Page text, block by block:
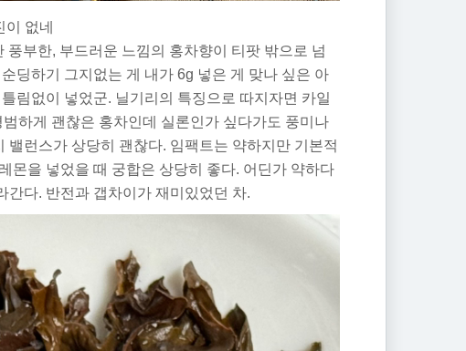
없네
부한, 부드러운 느낌의 홍차향이 티팟 밖으로 넘
딩하기 그지없는 게 내가 6g 넣은 게 맞나 싶은 아
림없이 넣었군. 닐기리의 특징으로 따지자면 카일
하게 괜찮은 홍차인데 실론인가 싶다가도 풍미나
런스가 상당히 괜찮다. 임팩트는 약하지만 기본적
몬을 넣었을 때 궁합은 상당히 좋다. 어딘가 약하다
간다. 반전과 갭차이가 재미있었던 차.